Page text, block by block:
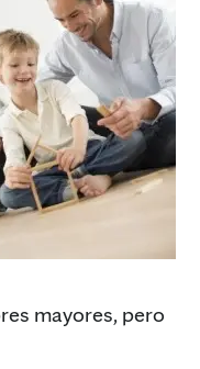
mayores, pero